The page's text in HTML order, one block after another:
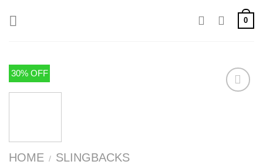
0
30% OFF
HOME / SLINGBACKS